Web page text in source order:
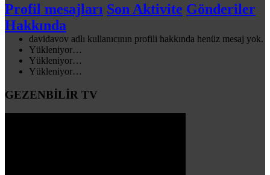
Profil mesajları Son Aktivite Gönderiler
Hakkında
davidavov adlı kullanıcının profili hakkında henüz mesaj yok.
Yükleniyor…
Yükleniyor…
Yükleniyor…
GEZENBİLİR TV